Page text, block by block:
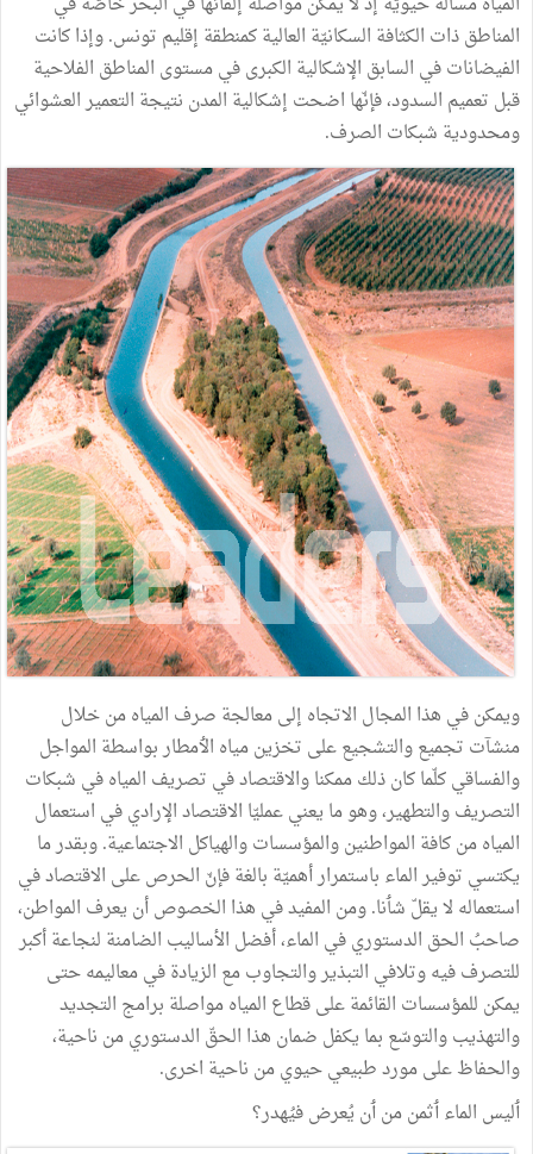
المناطقذات الكثافة السكانيّة العاليةكمنطقة إقليم تونس.وإذاكانت
الفيضاناتفي السابق الإشكالية الكبرىفيمستوى المناطق الفلاحية
قبل تعميم السدود،فإنّها اضحت إشكالية المدن نتيجة التعميرالعشوائي
ومحدودية شبكات الصرف.
ويمكنفي هذا المجال الاتجاه إلىمعالجة صرف المياهمنخلال
منشآت تجميعوالتشجيععلى تخزينمياه الٲمطاربواسطة المواجل
والفساقيكلّماكانذلكممكناوالاقتصادفي تصريف المياهفي شبكات
التصريفوالتطهير،وهوما يعنيعمليّا الاقتصادالإراديفي استعمال
المياهمنكافة المواطنينوالمؤسساتوالهياكل الاجتماعية.وبقدرما
يكتسي توفيرالماء باستمرارأهميّة بالغةفإنّ الحرصعلى الاقتصادفي
استعماله لايقلّ شٲنا.ومن المفيدفي هذا الخصوصأن يعرف المواطن،
صاحبُ الحق الدستوريفي الماء،أفضل الأساليب الضامنة لنجاعةأكبر
للتصرففيهوتلافي التبذيروالتجاوبمع الزيادةفيمعاليمهحتى
يمكن للمؤسسات القائمةعلىقطاع المياهمواصلة برامج التجديد
والتهذيبوالتوسّع بما يكفل ضمان هذا الحقّ الدستوريمن ناحية،
والحفاظعلىموردطبيعيحيويمن ناحية اخرى.
ٲليس الماءٲثمنمنٲن يُعرضفيُهدر؟